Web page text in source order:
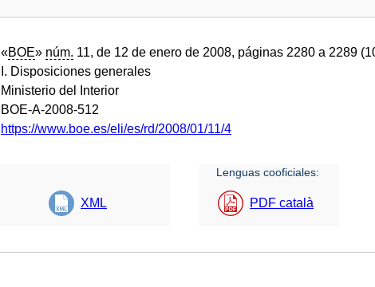
«BOE» núm. 11, de 12 de enero de 2008, páginas 2280 a 2289
I. Disposiciones generales
Ministerio del Interior
BOE-A-2008-512
https://www.boe.es/eli/es/rd/2008/01/11/4
XML
Lenguas cooficiales:
PDF català